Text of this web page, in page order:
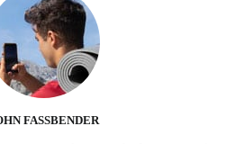
FASSBENDER